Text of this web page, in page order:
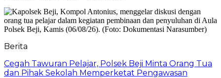
Berita
Cegah Tawuran Pelajar, Polsek Beji Minta Orang Tua
dan Pihak Sekolah Memperketat Pengawasan